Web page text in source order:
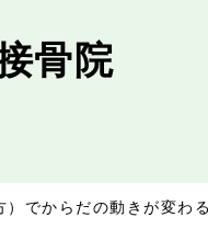
骨院
）でからだの動きが変